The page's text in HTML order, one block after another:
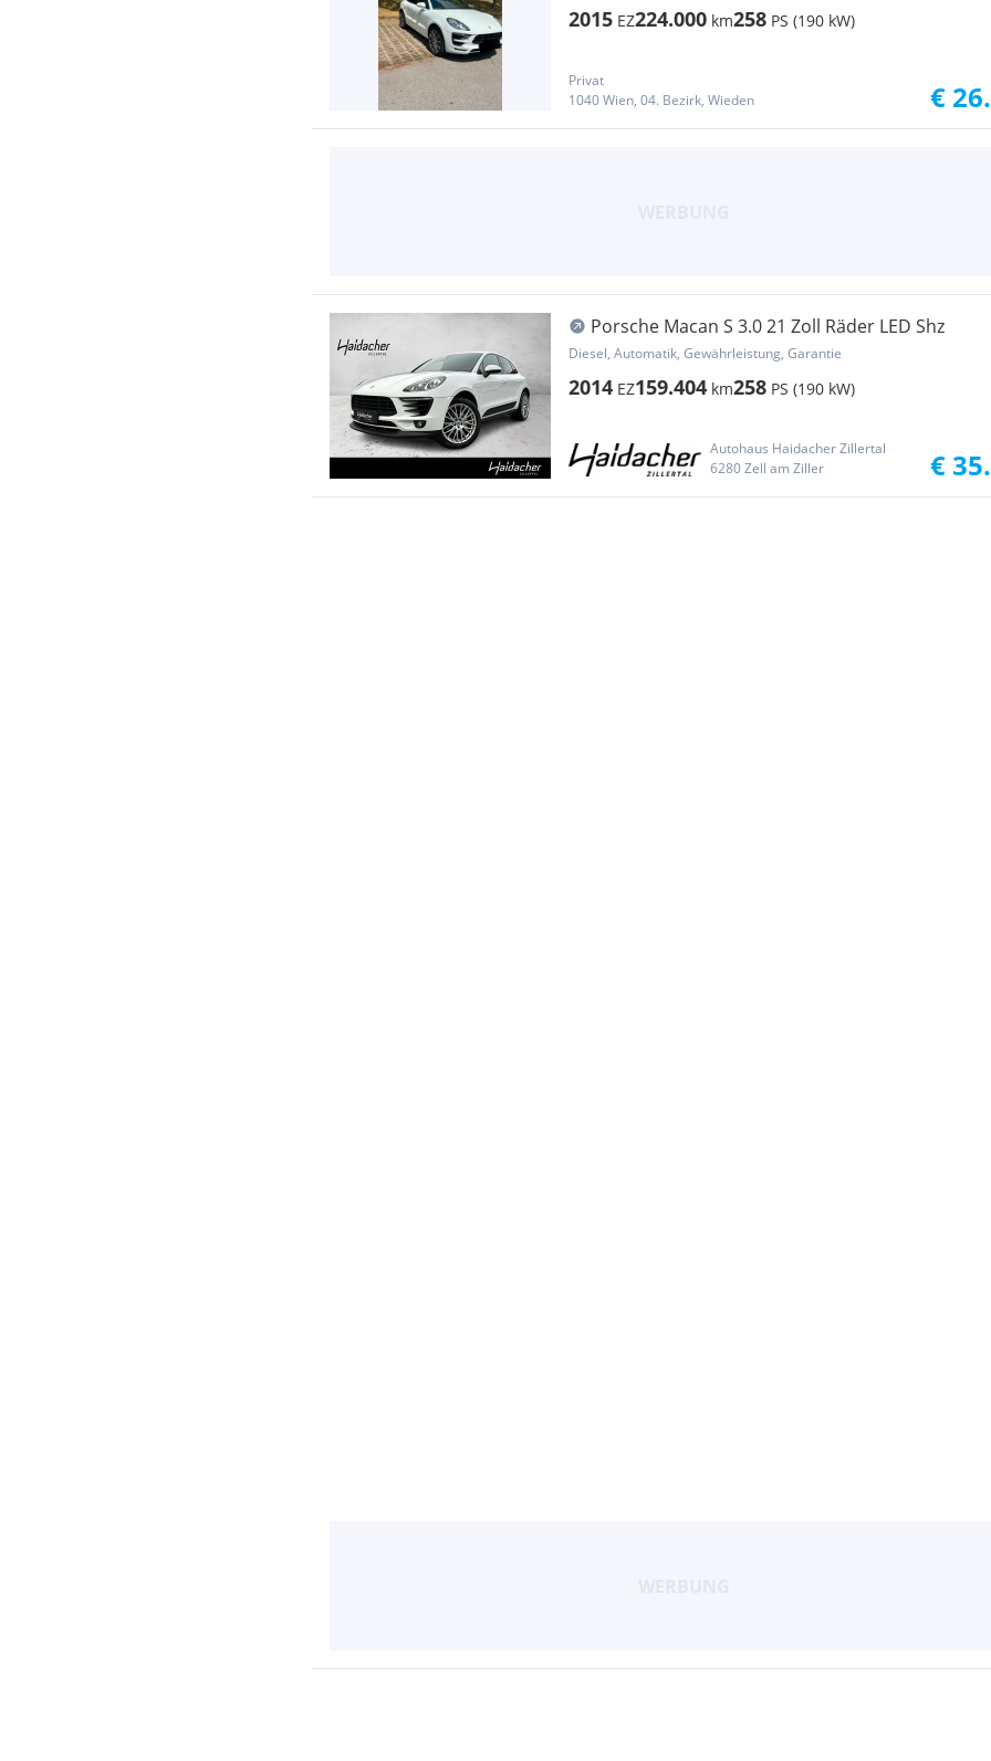
2015 EZ224.000 km258 PS (190 kW)
Privat
1040 Wien, 04. Bezirk, Wieden
€
Porsche Macan S 3.0 21 Zoll Räder LED Shz
Diesel, Automatik, Gewährleistung, Garantie
2014 EZ159.404 km258 PS (190 kW)
Autohaus Haidacher Zillertal
6280 Zell am Ziller
€